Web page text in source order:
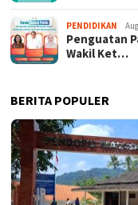
PENDIDIKAN
Penguatan
Wakil Ket…
BERITA POPULER